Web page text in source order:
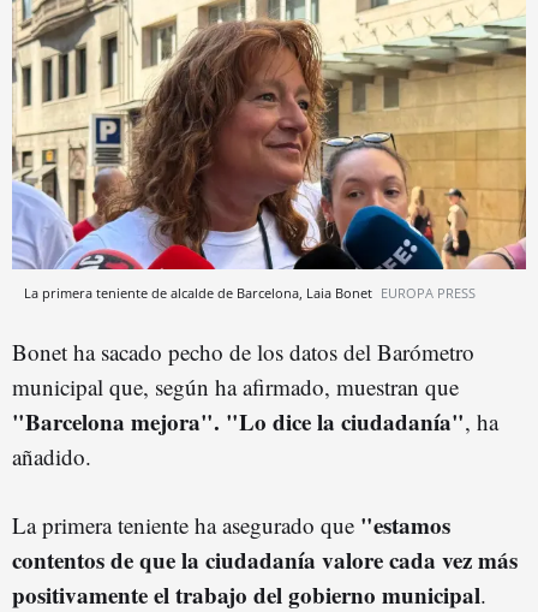
La primera teniente de alcalde de Barcelona, Laia Bonet EUROPA PRESS
Bonet ha sacado pecho de los datos del Barómetro
municipal que, según ha afirmado, muestran que
"Barcelona mejora". "Lo dice la ciudadanía", ha
añadido.
La primera teniente ha asegurado que "estamos
contentos de que la ciudadanía valore cada vez más
positivamente el trabajo del gobierno municipal.